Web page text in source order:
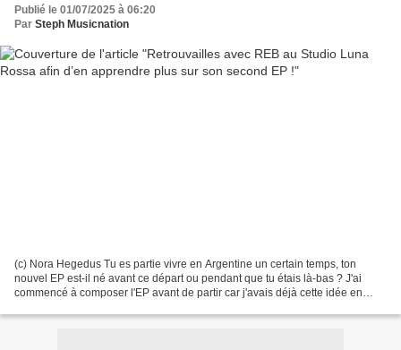
Publié le 01/07/2025 à 06:20
Par Steph Musicnation
(c) Nora Hegedus Tu es partie vivre en Argentine un certain temps, ton
nouvel EP est-il né avant ce départ ou pendant que tu étais là-bas ? J'ai
commencé à composer l'EP avant de partir car j'avais déjà cette idée en